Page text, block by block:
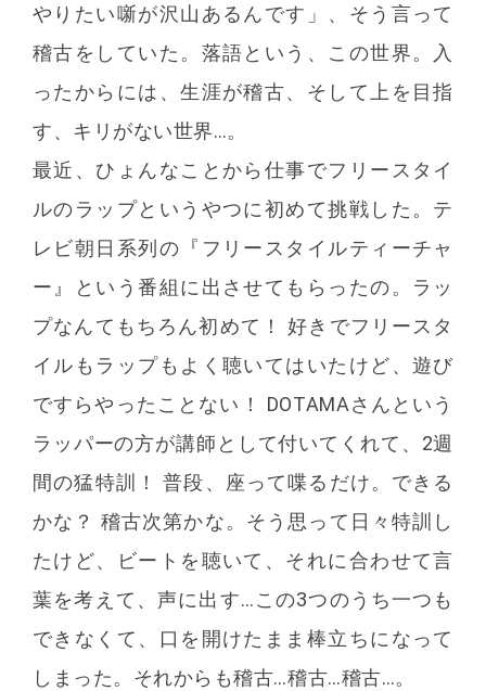
やりたい噺が沢山あるんです」、そう言って
稽古をしていた。落語という、この世界。入
ったからには、生涯が稽古、そして上を目指
す、キリがない世界…。
最近、ひょんなことから仕事でフリースタイ
ルのラップというやつに初めて挑戦した。テ
レビ朝日系列の『フリースタイルティーチャ
ー』という番組に出させてもらったの。ラッ
プなんてもちろん初めて！ 好きでフリースタ
イルもラップもよく聴いてはいたけど、遊び
ですらやったことない！ DOTAMAさんという
ラッパーの方が講師として付いてくれて、2週
間の猛特訓！ 普段、座って喋るだけ。できる
かな？ 稽古次第かな。そう思って日々特訓し
たけど、ビートを聴いて、それに合わせて言
葉を考えて、声に出す…この3つのうち一つも
できなくて、口を開けたまま棒立ちになって
しまった。それからも稽古…稽古…稽古…。